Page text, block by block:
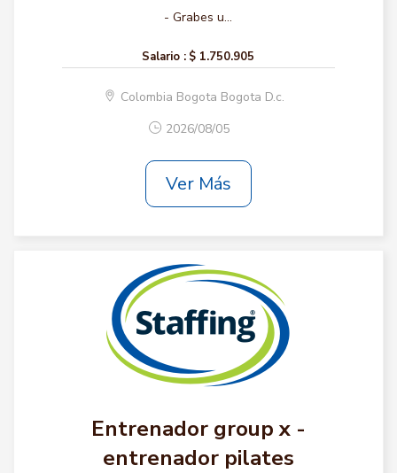
- Grabes u...
Salario : $ 1.750.905
Colombia Bogota Bogota D.c.
2026/08/05
Ver Más
Entrenador group x -
entrenador pilates